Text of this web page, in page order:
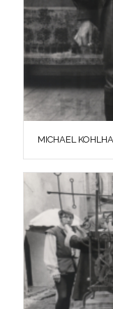
MICHAEL